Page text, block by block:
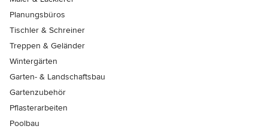
Planungsbüros
Tischler & Schreiner
Treppen & Geländer
Wintergärten
Garten- & Landschaftsbau
Gartenzubehör
Pflasterarbeiten
Poolbau